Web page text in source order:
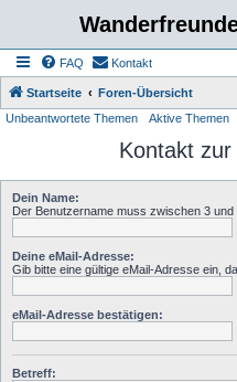
FAQ Kontakt
Startseite Foren-Übersicht
Unbeantwortete Themen Aktive Themen
Kontakt
Dein Name:
Der Benutzername muss zwischen 3 und
Deine eMail-Adresse:
Gib bitte eine gültige eMail-Adresse ein,
eMail-Adresse bestätigen:
Betreff: